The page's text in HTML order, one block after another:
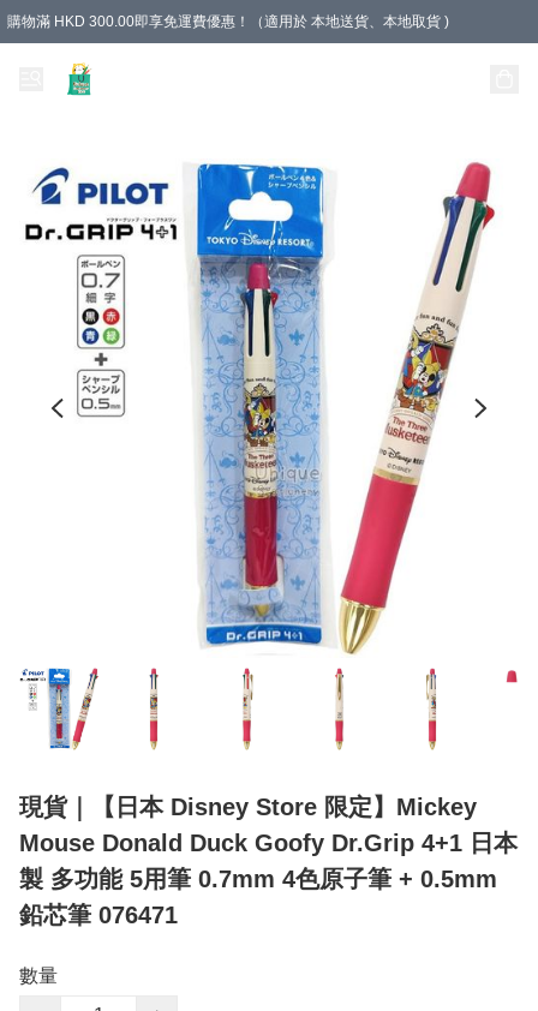
購物滿 HKD 300.00即享免運費優惠！（適用於 本地送貨、本地取貨 )
現貨｜【日本 Disney Store 限定】Mickey
Mouse Donald Duck Goofy Dr.Grip 4+1 日本
製 多功能 5用筆 0.7mm 4色原子筆 + 0.5mm
鉛芯筆 076471
數量